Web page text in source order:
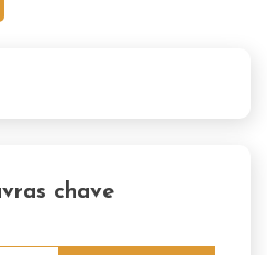
chave